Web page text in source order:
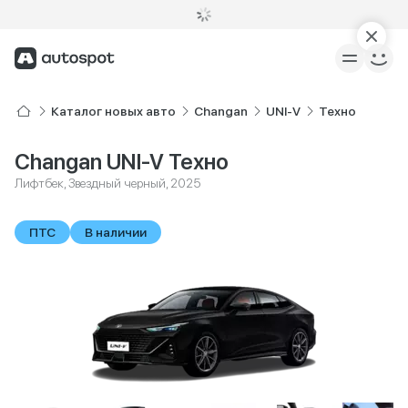
Каталог новых авто Changan UNI-V Техно
Changan UNI-V Техно
Лифтбек, Звездный черный, 2025
ПТС В наличии